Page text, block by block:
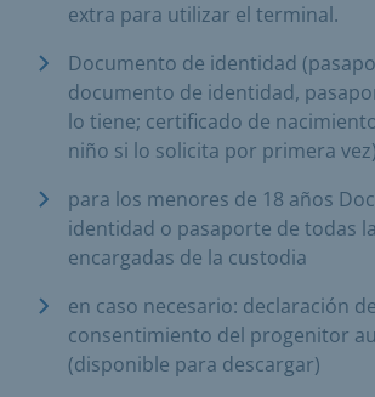
extra para utilizar el terminal.
Documento de identidad
documento de identidad,
lo tiene; certificado de
niño si lo solicita por primera vez)
para los menores de 18 años
identidad o pasaporte de todas
encargadas de la custodia
en caso necesario: declaración de
consentimiento del progenitor
(disponible para descargar)